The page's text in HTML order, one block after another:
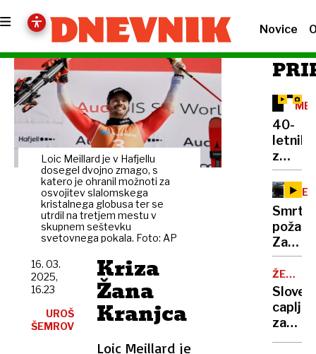
Novice
Loic Meillard je v Hafjellu
dosegel dvojno zmago, s
katero je ohranil možnoti za
osvojitev slalomskega
kristalnega globusa ter se
utrdil na tretjem mestu v
skupnem seštevku
svetovnega pokala. Foto: AP
Kriza
Žana
Kranjca
Loic Meillard je
16. 03.
2025,
16.23
UROŠ
ŠEMROV
40-
letnik
z
srcem
100
dni:
Čez
10
let
bo
svet
videti
požar:
Zaradi
panike
skakali
čez
trupla,
nekaj
ŽENSK
(ŠE)
NI
NA
VRHU
caplja
za